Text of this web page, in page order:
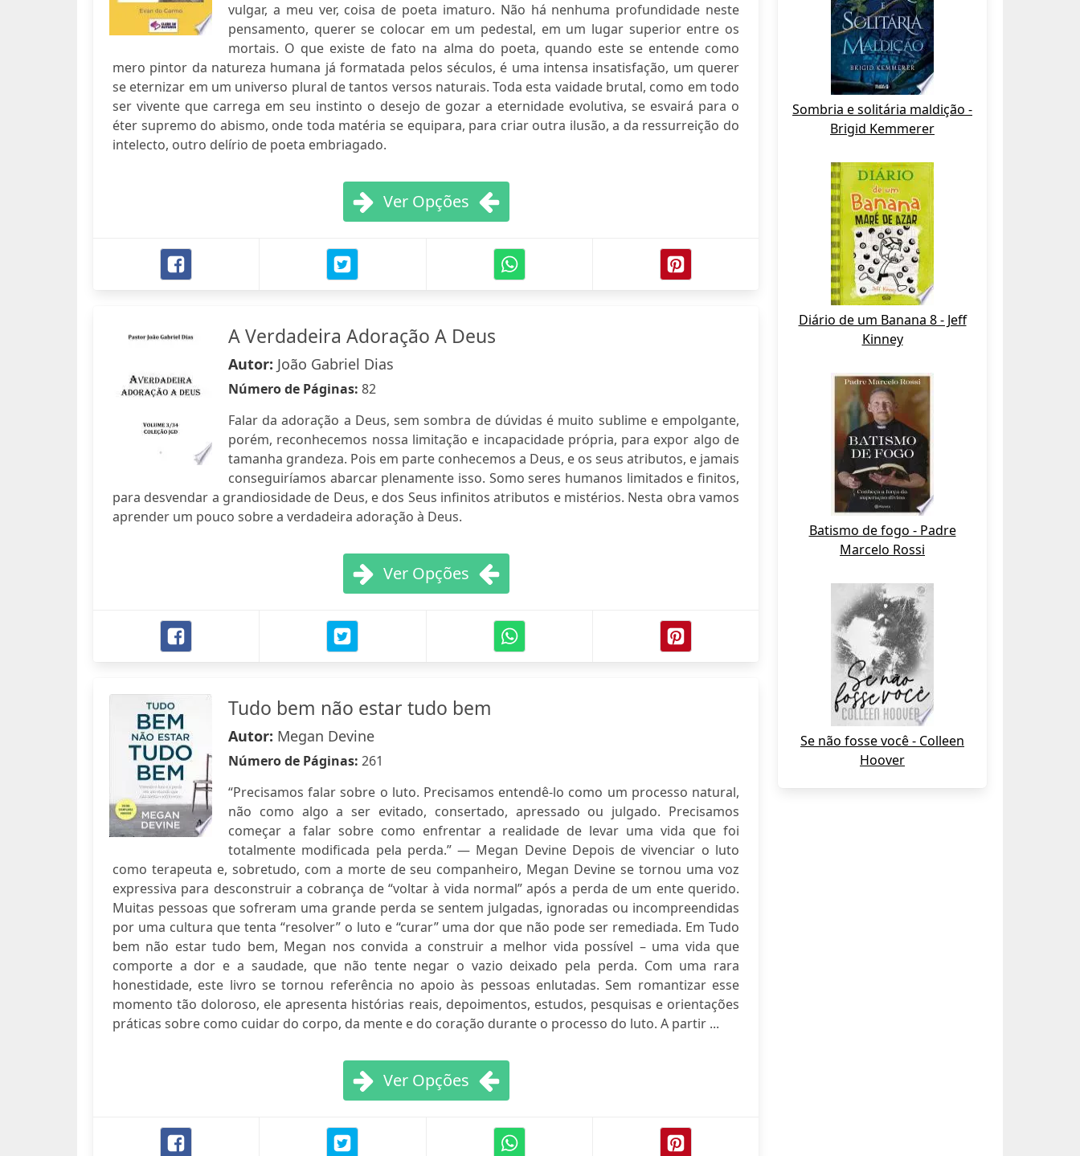
vulgar, a meu ver, coisa de poeta imaturo. Não há nenhuma profundidade neste
pensamento, querer se colocar em um pedestal, em um lugar superior entre os
mortais. O que existe de fato na alma do poeta, quando este se entende como
mero pintor da natureza humana já formatada pelos séculos, é uma intensa insatisfação, um querer
se eternizar em um universo plural de tantos versos naturais. Toda esta vaidade brutal, como em todo
ser vivente que carrega em seu instinto o desejo de gozar a eternidade evolutiva, se esvairá para o
éter supremo do abismo, onde toda matéria se equipara, para criar outra ilusão, a da ressurreição do
intelecto, outro delírio de poeta embriagado.
Ver Opções
A Verdadeira Adoração A Deus
Autor: João Gabriel Dias
Número de Páginas: 82
Falar da adoração a Deus, sem sombra de dúvidas é muito sublime e empolgante,
porém, reconhecemos nossa limitação e incapacidade própria, para expor algo de
tamanha grandeza. Pois em parte conhecemos a Deus, e os seus atributos, e jamais
conseguiríamos abarcar plenamente isso. Somo seres humanos limitados e finitos,
para desvendar a grandiosidade de Deus, e dos Seus infinitos atributos e mistérios. Nesta obra vamos
aprender um pouco sobre a verdadeira adoração à Deus.
Ver Opções
Tudo bem não estar tudo bem
Autor: Megan Devine
Número de Páginas: 261
“Precisamos falar sobre o luto. Precisamos entendê-lo como um processo natural,
não como algo a ser evitado, consertado, apressado ou julgado. Precisamos
começar a falar sobre como enfrentar a realidade de levar uma vida que foi
totalmente modificada pela perda.” — Megan Devine Depois de vivenciar o luto
como terapeuta e, sobretudo, com a morte de seu companheiro, Megan Devine se tornou uma voz
expressiva para desconstruir a cobrança de “voltar à vida normal” após a perda de um ente querido.
Muitas pessoas que sofreram uma grande perda se sentem julgadas, ignoradas ou incompreendidas
por uma cultura que tenta “resolver” o luto e “curar” uma dor que não pode ser remediada. Em Tudo
bem não estar tudo bem, Megan nos convida a construir a melhor vida possível – uma vida que
comporte a dor e a saudade, que não tente negar o vazio deixado pela perda. Com uma rara
honestidade, este livro se tornou referência no apoio às pessoas enlutadas. Sem romantizar esse
momento tão doloroso, ele apresenta histórias reais, depoimentos, estudos, pesquisas e orientações
práticas sobre como cuidar do corpo, da mente e do coração durante o processo do luto. A partir ...
Ver Opções
Sombria e solitária maldição -
Brigid Kemmerer
Diário de um Banana 8 - Jeff
Kinney
Batismo de fogo - Padre
Marcelo Rossi
Se não fosse você - Colleen
Hoover